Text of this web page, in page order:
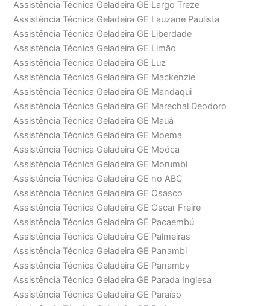
Assistência Técnica Geladeira GE Largo Treze
Assistência Técnica Geladeira GE Lauzane Paulista
Assistência Técnica Geladeira GE Liberdade
Assistência Técnica Geladeira GE Limão
Assistência Técnica Geladeira GE Luz
Assistência Técnica Geladeira GE Mackenzie
Assistência Técnica Geladeira GE Mandaqui
Assistência Técnica Geladeira GE Marechal Deodoro
Assistência Técnica Geladeira GE Mauá
Assistência Técnica Geladeira GE Moema
Assistência Técnica Geladeira GE Moóca
Assistência Técnica Geladeira GE Morumbi
Assistência Técnica Geladeira GE no ABC
Assistência Técnica Geladeira GE Osasco
Assistência Técnica Geladeira GE Oscar Freire
Assistência Técnica Geladeira GE Pacaembú
Assistência Técnica Geladeira GE Palmeiras
Assistência Técnica Geladeira GE Panambi
Assistência Técnica Geladeira GE Panamby
Assistência Técnica Geladeira GE Parada Inglesa
Assistência Técnica Geladeira GE Paraíso